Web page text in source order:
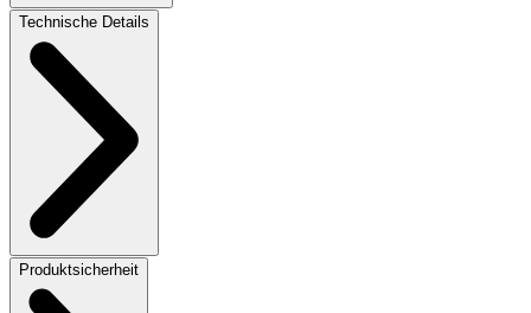
Technische Details
Produktsicherheit